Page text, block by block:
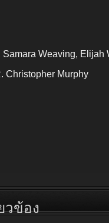
Samara Weaving, Elijah
Christopher Murphy
วข้อง